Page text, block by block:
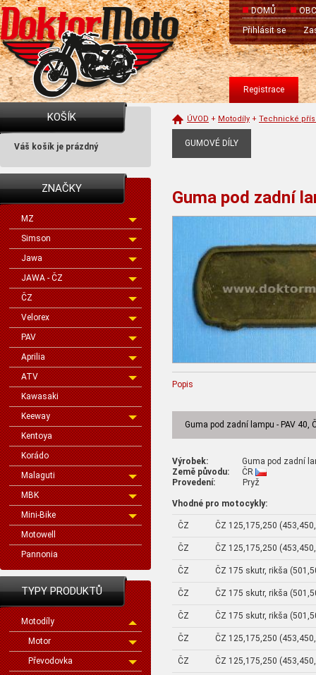
DOMŮ
Přihlásit se
Registrace
KOŠÍK
Váš košík je prázdný
ZNAČKY
MZ
Simson
Jawa
JAWA - ČZ
ČZ
Velorex
PAV
Aprilia
ATV
Kawasaki
Keeway
Kentoya
Korádo
Malaguti
MBK
Mini-Bike
Motowell
Pannonia
TYPY PRODUKTŮ
Motodíly
Motor
Převodovka
ÚVOD + Motodíly + Technické
GUMOVÉ DÍLY
Guma pod zadní
Popis
Guma pod zadní lampu - PAV 40,
Výrobek: Guma pod zadní
Země původu: ČR
Provedení: Pryž
Vhodné pro motocykly:
ČZ ČZ 125,175,250
ČZ ČZ 125,175,250
ČZ ČZ 175 skutr, rikša
ČZ ČZ 175 skutr, rikša
ČZ ČZ 175 skutr, rikša
ČZ ČZ 125,175,250
ČZ ČZ 125,175,250